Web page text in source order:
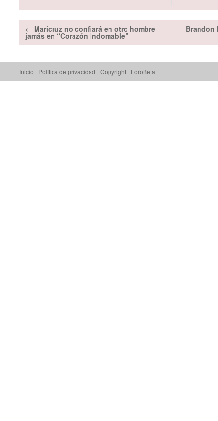
← Maricruz no confiará en otro hombre
jamás en “Corazón Indomable”
Brandon
Inicio Política de privacidad Copyright ForoBeta